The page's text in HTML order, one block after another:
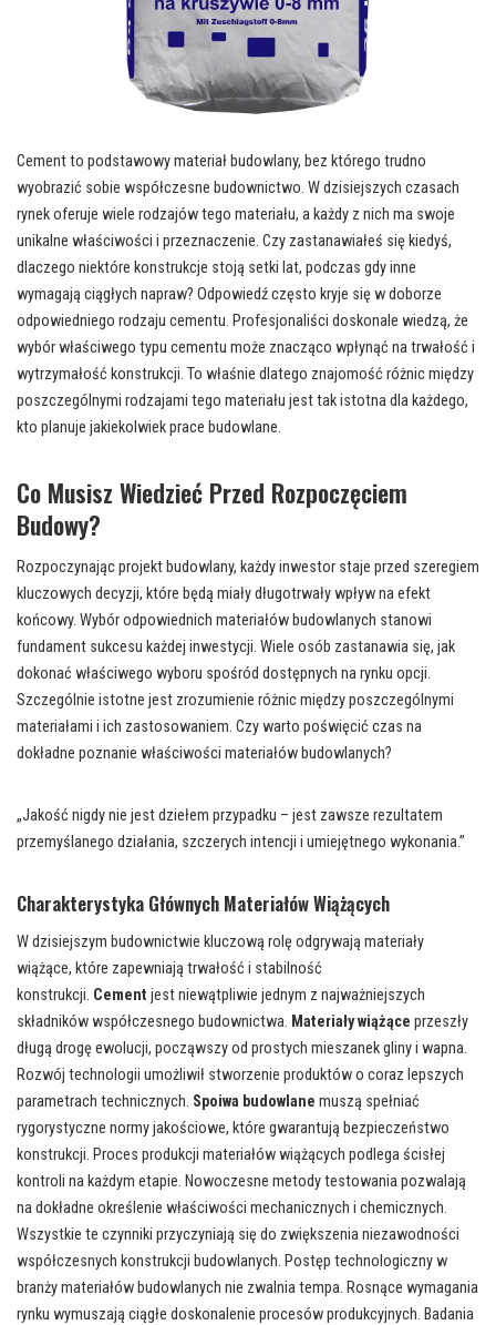
Cement to podstawowy materiał budowlany, bez którego trudno
wyobrazić sobie współczesne budownictwo. W dzisiejszych czasach
rynek oferuje wiele rodzajów tego materiału, a każdy z nich ma swoje
unikalne właściwości i przeznaczenie. Czy zastanawiałeś się kiedyś,
dlaczego niektóre konstrukcje stoją setki lat, podczas gdy inne
wymagają ciągłych napraw? Odpowiedź często kryje się w doborze
odpowiedniego rodzaju cementu. Profesjonaliści doskonale wiedzą, że
wybór właściwego typu cementu może znacząco wpłynąć na trwałość i
wytrzymałość konstrukcji. To właśnie dlatego znajomość różnic między
poszczególnymi rodzajami tego materiału jest tak istotna dla każdego,
kto planuje jakiekolwiek prace budowlane.
Co Musisz Wiedzieć Przed Rozpoczęciem
Budowy?
Rozpoczynając projekt budowlany, każdy inwestor staje przed szeregiem
kluczowych decyzji, które będą miały długotrwały wpływ na efekt
końcowy. Wybór odpowiednich materiałów budowlanych stanowi
fundament sukcesu każdej inwestycji. Wiele osób zastanawia się, jak
dokonać właściwego wyboru spośród dostępnych na rynku opcji.
Szczególnie istotne jest zrozumienie różnic między poszczególnymi
materiałami i ich zastosowaniem. Czy warto poświęcić czas na
dokładne poznanie właściwości materiałów budowlanych?
„Jakość nigdy nie jest dziełem przypadku – jest zawsze rezultatem
przemyślanego działania, szczerych intencji i umiejętnego wykonania.”
Charakterystyka Głównych Materiałów Wiążących
W dzisiejszym budownictwie kluczową rolę odgrywają materiały
wiążące, które zapewniają trwałość i stabilność
konstrukcji. Cement jest niewątpliwie jednym z najważniejszych
składników współczesnego budownictwa. Materiały wiążące przeszły
długą drogę ewolucji, począwszy od prostych mieszanek gliny i wapna.
Rozwój technologii umożliwił stworzenie produktów o coraz lepszych
parametrach technicznych. Spoiwa budowlane muszą spełniać
rygorystyczne normy jakościowe, które gwarantują bezpieczeństwo
konstrukcji. Proces produkcji materiałów wiążących podlega ścisłej
kontroli na każdym etapie. Nowoczesne metody testowania pozwalają
na dokładne określenie właściwości mechanicznych i chemicznych.
Wszystkie te czynniki przyczyniają się do zwiększenia niezawodności
współczesnych konstrukcji budowlanych. Postęp technologiczny w
branży materiałów budowlanych nie zwalnia tempa. Rosnące wymagania
rynku wymuszają ciągłe doskonalenie procesów produkcyjnych. Badania